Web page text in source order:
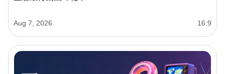
Aug 7, 2026 16:9